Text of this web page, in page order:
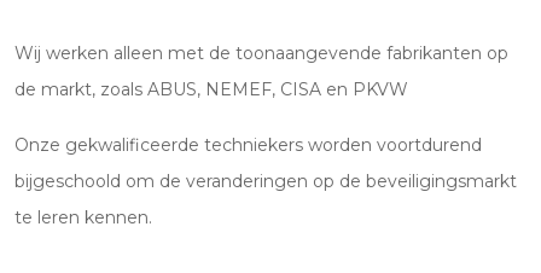
Wij werken alleen met de toonaangevende fabrikanten op
de markt, zoals ABUS, NEMEF, CISA en PKVW
Onze gekwalificeerde techniekers worden voortdurend
bijgeschoold om de veranderingen op de beveiligingsmarkt
te leren kennen.